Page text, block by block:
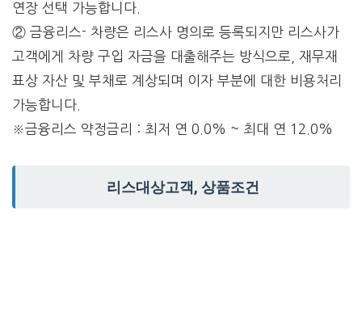
연장 선택 가능합니다.
② 금융리스- 차량은 리스사 명의로 등록되지만 리스사가
고객에게 차량 구입 자금을 대출해주는 방식으로, 재무재
표상 자산 및 부채로 계상되며 이자 부분에 대한 비용처리
가능합니다.
※금융리스 약정금리 : 최저 연 0.0% ~ 최대 연 12.0%
리스대상고객, 상품조건